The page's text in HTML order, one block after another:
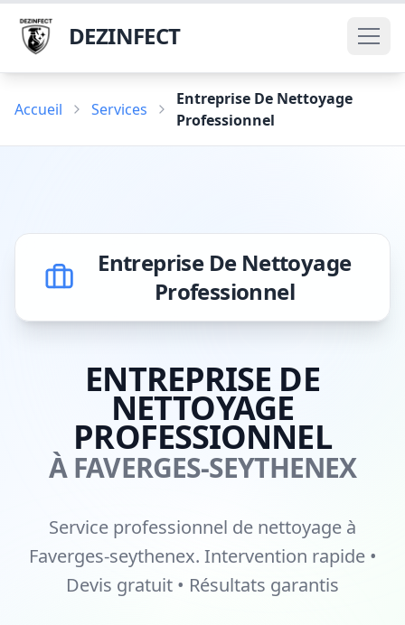
DEZINFECT
Accueil Services
Entreprise De Nettoyage
Professionnel
Entreprise De Nettoyage
Professionnel
ENTREPRISE DE
NETTOYAGE
PROFESSIONNEL
À FAVERGES-SEYTHENEX
Service professionnel de nettoyage à
Faverges-seythenex. Intervention rapide •
Devis gratuit • Résultats garantis